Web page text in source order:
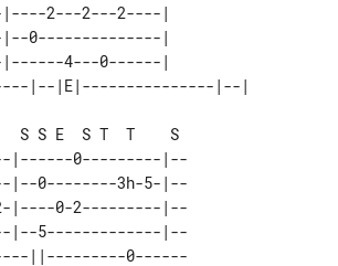
|----2---2---2----|
|--0--------------|
|------4---0------|
S S E  S T  T    S
|------0---------|--
|--0--------3h-5-|--
|----0-2---------|--
|--5-------------|--
||---------0------